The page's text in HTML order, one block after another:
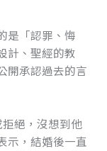
是「認罪、悔
計、聖經的教
開承認過去的言
絕，沒想到他
示，結婚後一直